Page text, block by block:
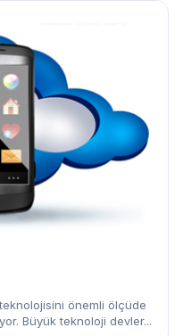
teknolojisini önemli ölçüde
Büyük teknoloji devler...